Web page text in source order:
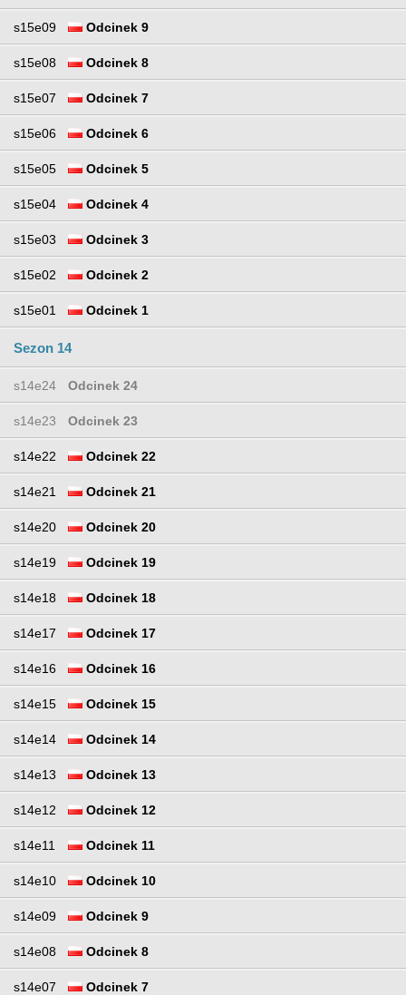
s15e09 Odcinek 9
s15e08 Odcinek 8
s15e07 Odcinek 7
s15e06 Odcinek 6
s15e05 Odcinek 5
s15e04 Odcinek 4
s15e03 Odcinek 3
s15e02 Odcinek 2
s15e01 Odcinek 1
Sezon 14
s14e24 Odcinek 24
s14e23 Odcinek 23
s14e22 Odcinek 22
s14e21 Odcinek 21
s14e20 Odcinek 20
s14e19 Odcinek 19
s14e18 Odcinek 18
s14e17 Odcinek 17
s14e16 Odcinek 16
s14e15 Odcinek 15
s14e14 Odcinek 14
s14e13 Odcinek 13
s14e12 Odcinek 12
s14e11 Odcinek 11
s14e10 Odcinek 10
s14e09 Odcinek 9
s14e08 Odcinek 8
s14e07 Odcinek 7